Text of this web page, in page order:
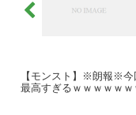
【モンスト】※朗報※今
最高すぎるｗｗｗｗｗｗ